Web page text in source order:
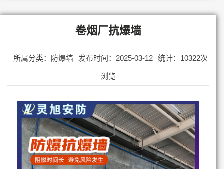
卷烟厂抗爆墙
所属分类：防爆墙 发布时间：2025-03-12 统计：10322次
浏览